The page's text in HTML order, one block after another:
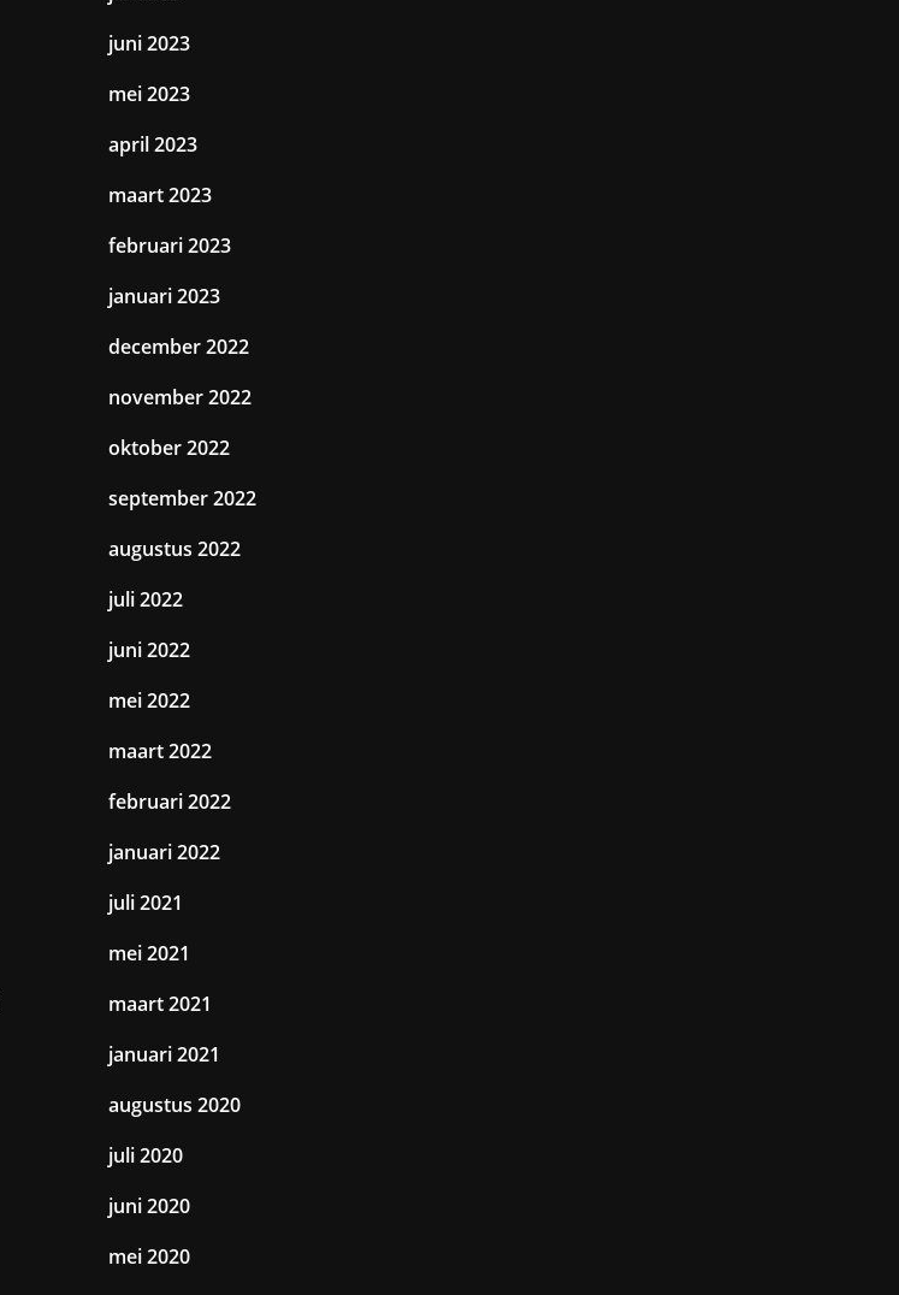
juni 2023
mei 2023
april 2023
maart 2023
februari 2023
januari 2023
december 2022
november 2022
oktober 2022
september 2022
augustus 2022
juli 2022
juni 2022
mei 2022
maart 2022
februari 2022
januari 2022
juli 2021
mei 2021
maart 2021
januari 2021
augustus 2020
juli 2020
juni 2020
mei 2020